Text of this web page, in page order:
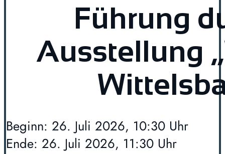
Führung
Ausstellung
Beginn: 26. Juli 2026, 10:30 Uhr
Ende: 26. Juli 2026, 11:30 Uhr